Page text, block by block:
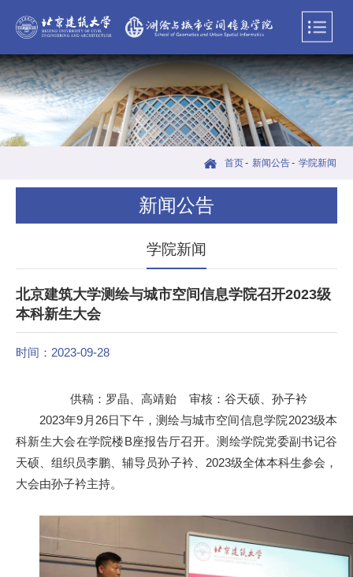
首页- 新闻公告- 学院新闻
新闻公告
学院新闻
北京建筑大学测绘与城市空间信息学院召开2023级
本科新生大会
时间：2023-09-28
供稿：罗晶、高靖贻 审核：谷天硕、孙子衿
2023年9月26日下午，测绘与城市空间信息学院2023级本
科新生大会在学院楼B座报告厅召开。测绘学院党委副书记谷
天硕、组织员李鹏、辅导员孙子衿、2023级全体本科生参会，
大会由孙子衿主持。